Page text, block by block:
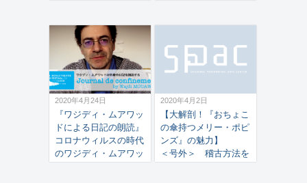
2020年4月24日
『ワジディ・ムアワッ
ドによる日記の朗読』
コロナウィルスの時代
のワジディ・ムアワッ
2020年4月2日
【大解剖！『おちょこ
の傘持つメリー・ポピ
ンズ』の魅力】
＜号外＞ 稽古方法を